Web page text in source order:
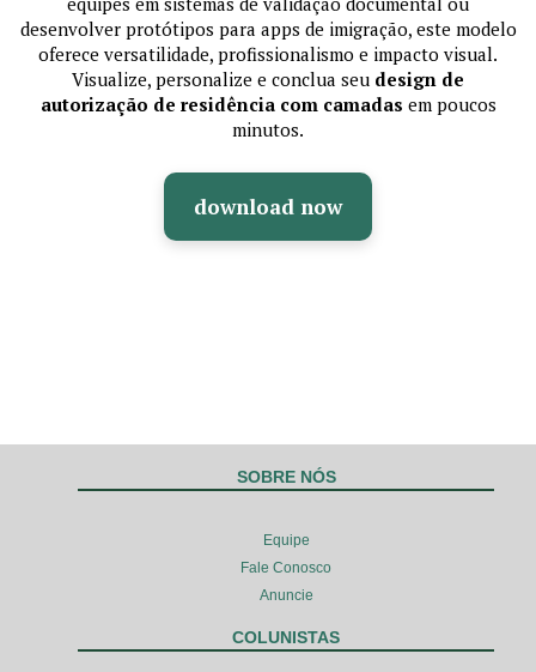
desenvolver protótipos para apps de imigração, este modelo
oferece versatilidade, profissionalismo e impacto visual.
Visualize, personalize e conclua seu design de
autorização de residência com camadas em poucos
minutos.
download now
SOBRE NÓS
Equipe
Fale Conosco
Anuncie
COLUNISTAS